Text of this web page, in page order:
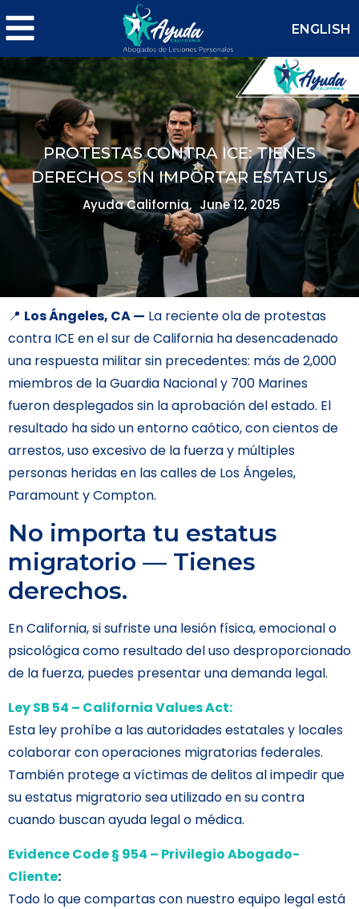
ENGLISH
PROTESTAS CONTRA ICE: TIENES
DERECHOS SIN IMPORTAR ESTATUS
Ayuda California. June 12, 2025
📍 Los Ángeles, CA — La reciente ola de protestas
contra ICE en el sur de California ha desencadenado
una respuesta militar sin precedentes: más de 2,000
miembros de la Guardia Nacional y 700 Marines
fueron desplegados sin la aprobación del estado. El
resultado ha sido un entorno caótico, con cientos de
arrestos, uso excesivo de la fuerza y múltiples
personas heridas en las calles de Los Ángeles,
Paramount y Compton.
No importa tu estatus
migratorio — Tienes
derechos.
En California, si sufriste una lesión física, emocional o
psicológica como resultado del uso desproporcionado
de la fuerza, puedes presentar una demanda legal.
Ley SB 54 – California Values Act:
Esta ley prohíbe a las autoridades estatales y locales
colaborar con operaciones migratorias federales.
También protege a víctimas de delitos al impedir que
su estatus migratorio sea utilizado en su contra
cuando buscan ayuda legal o médica.
Evidence Code § 954 – Privilegio Abogado-
Cliente:
Todo lo que compartas con nuestro equipo legal está